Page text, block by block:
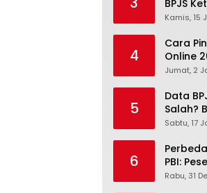
BPJS
Kamis, 15
4
Cara
Online
Cabang
Jumat, 2
5
Data
Salah?
Sabtu, 17
6
PBI:
Masa
Rabu, 31